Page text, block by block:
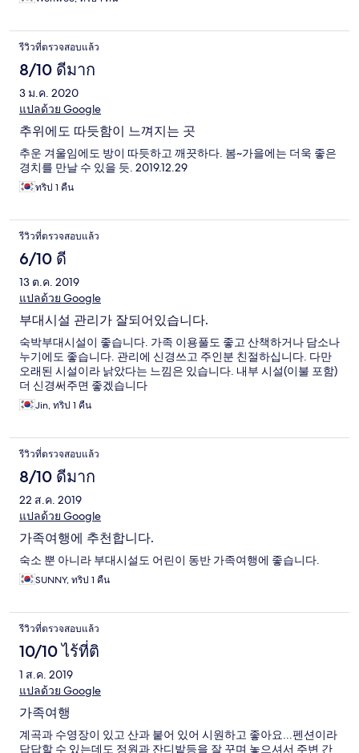
รีวิวที่ตรวจสอบแล้ว
8/10 ดีมาก
3 ม.ค. 2020
แปลด้วย Google
추위에도 따듯함이 느껴지는 곳
추운 겨울임에도 방이 따듯하고 깨끗하다. 봄~가을에는 더욱 좋은
경치를 만날 수 있을 듯. 2019.12.29
ทริป 1 คืน
รีวิวที่ตรวจสอบแล้ว
6/10 ดี
13 ต.ค. 2019
แปลด้วย Google
부대시설 관리가 잘되어있습니다.
숙박부대시설이 좋습니다. 가족 이용풀도 좋고 산책하거나 담소나
누기에도 좋습니다. 관리에 신경쓰고 주인분 친절하십니다. 다만
오래된 시설이라 낡았다는 느낌은 있습니다. 내부 시설(이불 포함)
더 신경써주면 좋겠습니다
Jin, ทริป 1 คืน
รีวิวที่ตรวจสอบแล้ว
8/10 ดีมาก
22 ส.ค. 2019
แปลด้วย Google
가족여행에 추천합니다.
숙소 뿐 아니라 부대시설도 어린이 동반 가족여행에 좋습니다.
SUNNY, ทริป 1 คืน
รีวิวที่ตรวจสอบแล้ว
10/10 ไร้ที่ติ
1 ส.ค. 2019
แปลด้วย Google
가족여행
계곡과 수영장이 있고 산과 붙어 있어 시원하고 좋아요...펜션이라
답답할 수 있는데도 정원과 잔디밭등을 잘 꾸며 놓으셔서 주변 간